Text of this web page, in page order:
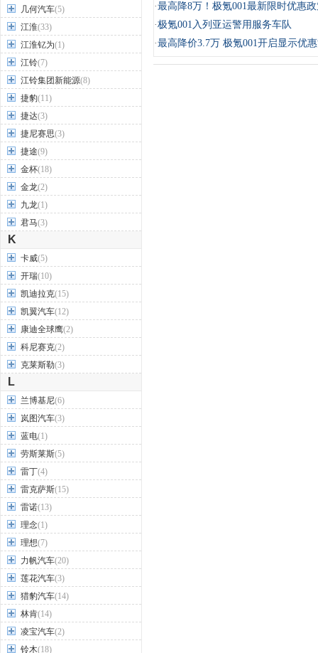
几何汽车(5)
江淮(33)
江淮钇为(1)
江铃(7)
江铃集团新能源(8)
捷豹(11)
捷达(3)
捷尼赛思(3)
捷途(9)
金杯(18)
金龙(2)
九龙(1)
君马(3)
K
卡威(5)
开瑞(10)
凯迪拉克(15)
凯翼汽车(12)
康迪全球鹰(2)
科尼赛克(2)
克莱斯勒(3)
L
兰博基尼(6)
岚图汽车(3)
蓝电(1)
劳斯莱斯(5)
雷丁(4)
雷克萨斯(15)
雷诺(13)
理念(1)
理想(7)
力帆汽车(20)
莲花汽车(3)
猎豹汽车(14)
林肯(14)
凌宝汽车(2)
铃木(18)
·最高降8万！极氪001最新限时优惠
·极氪001入列亚运警用服务车队
·最高降价3.7万 极氪001开启显示优